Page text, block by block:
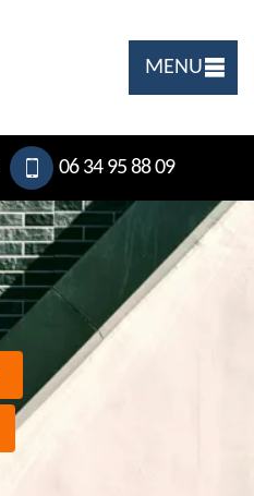
MENU
06 34 95 88 09